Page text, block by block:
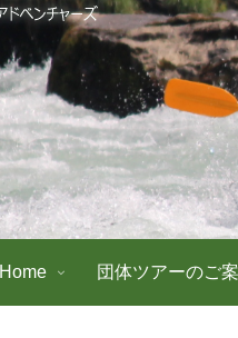
Home 団体ツアーのご